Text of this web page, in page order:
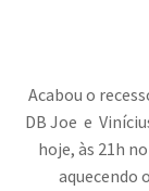
Acabou o
DB Joe e
hoje, às 21h
aquecendo